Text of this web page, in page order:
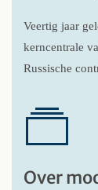
Veertig jaar
kerncentrale
Russische
Over